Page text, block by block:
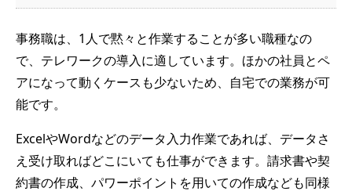
事務職は、1人で黙々と作業することが多い職種なの
で、テレワークの導入に適しています。ほかの社員とペ
アになって動くケースも少ないため、自宅での業務が可
能です。
ExcelやWordなどのデータ入力作業であれば、データさ
え受け取ればどこにいても仕事ができます。請求書や契
約書の作成、パワーポイントを用いての作成なども同様